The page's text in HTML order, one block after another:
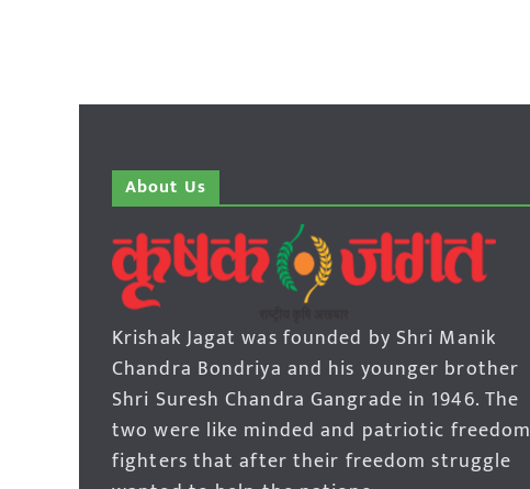
About Us
Krishak Jagat was founded by Shri Manik
Chandra Bondriya and his younger brother
Shri Suresh Chandra Gangrade in 1946. The
two were like minded and patriotic freedom
fighters that after their freedom struggle